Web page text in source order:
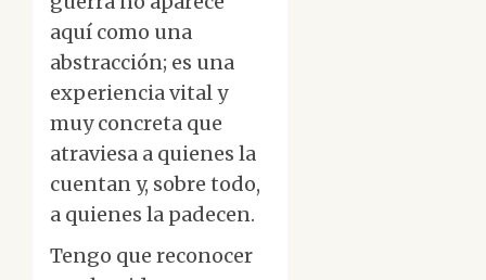
aquí como una
abstracción; es una
experiencia vital y
muy concreta que
atraviesa a quienes la
cuentan y, sobre todo,
a quienes la padecen.
Tengo que reconocer